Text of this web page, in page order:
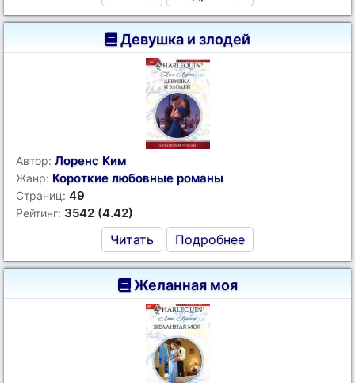
Девушка и злодей
Автор: Лоренс Ким
Жанр: Короткие любовные романы
Страниц: 49
Рейтинг: 3542 (4.42)
Читать Подробнее
Желанная моя